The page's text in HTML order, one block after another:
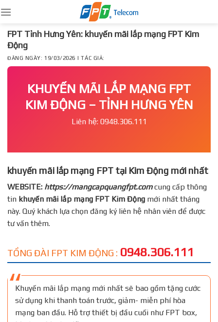
to
content
FPT Tỉnh Hưng Yên: khuyến mãi lắp mạng FPT Kim
Động
ĐĂNG NGÀY: 19/03/2026 | TÁC GIẢ:
KHUYẾN MÃI LẮP MẠNG FPT
KIM ĐỘNG – TỈNH HƯNG YÊN
Liên hệ: 0948.306.111
khuyến mãi lắp mạng FPT tại Kim Động mới nhất
WEBSITE: https://mangcapquangfpt.comcung cấp thông
tin khuyến mãi lắp mạng FPT Kim Động mới nhất tháng
này. Quý khách lựa chọn đăng ký liên hệ nhân viên để được
tư vấn thêm.
TỔNG ĐÀI FPT KIM ĐỘNG : 0948.306.111
Khuyến mãi lắp mạng mới nhất sẽ bao gồm tặng cước
sử dụng khi thanh toán trước, giảm- miễn phí hòa
mạng ban đầu. Hỗ trợ thiết bị đầu cuối như FPT box,